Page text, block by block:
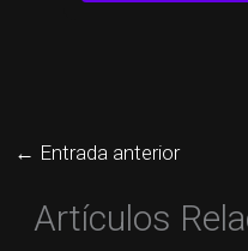
← Entrada anterior
Artículos